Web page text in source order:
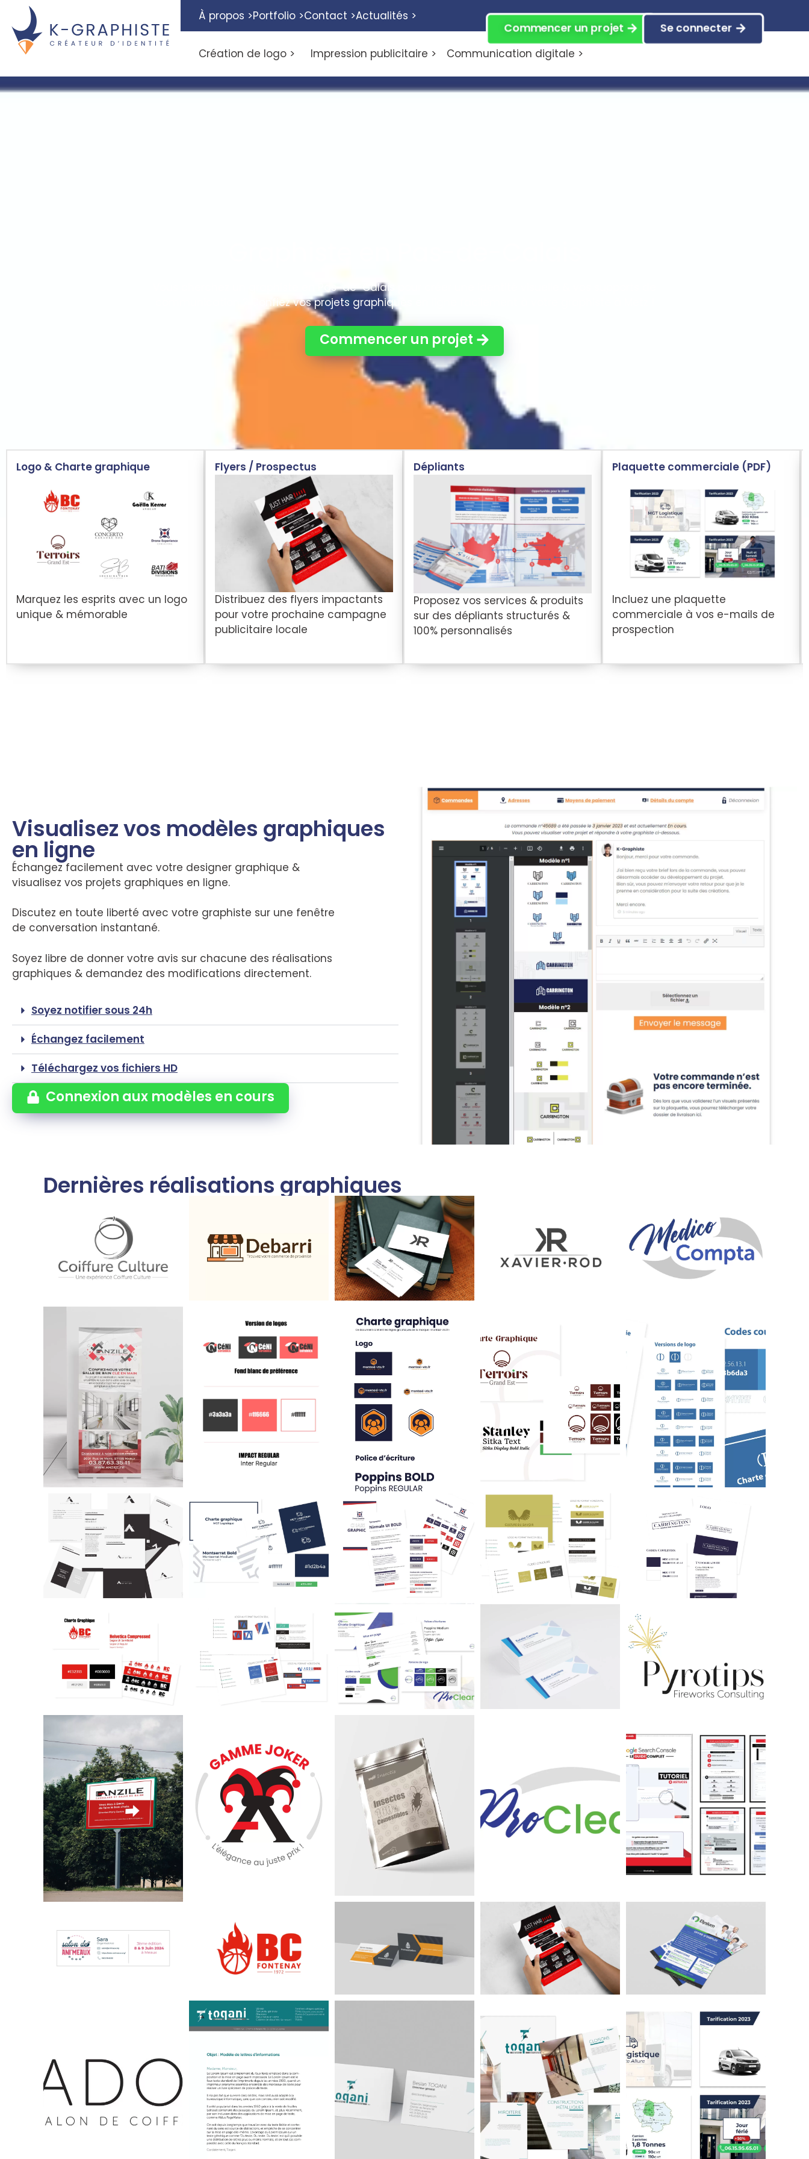
À propos >Portfolio >Contact >Actualités >
Création de logo > Impression publicitaire > Communication digitale >
Commencer un projet Se connecter
Vous cherchez un graphiste en Pas-de-Calais pour créer une identité visuelle & vos supports de
communication ? Confiez vos projets graphiques en ligne facilement à votre graphiste à Metz !
Commencer un projet
Logo & Charte graphique
Marquez les esprits avec un logo
unique & mémorable
Flyers / Prospectus
Distribuez des flyers impactants
pour votre prochaine campagne
publicitaire locale
Dépliants
Proposez vos services & produits
sur des dépliants structurés &
100% personnalisés
Plaquette commerciale (PDF)
Incluez une plaquette
commerciale à vos e-mails de
prospection
Visualisez vos modèles graphiques
en ligne
Échangez facilement avec votre designer graphique &
visualisez vos projets graphiques en ligne.
Discutez en toute liberté avec votre graphiste sur une fenêtre
de conversation instantané.
Soyez libre de donner votre avis sur chacune des réalisations
graphiques & demandez des modifications directement.
Soyez notifier sous 24h
Échangez facilement
Téléchargez vos fichiers HD
Connexion aux modèles en cours
Dernières réalisations graphiques